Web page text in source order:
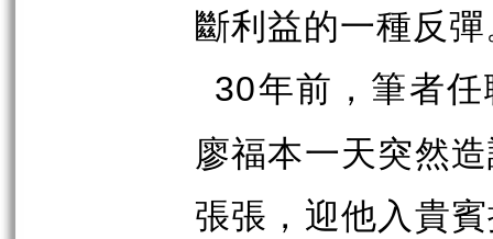
斷利益的一種反
30年前，筆者
廖福本一天突然
張張，迎他入貴